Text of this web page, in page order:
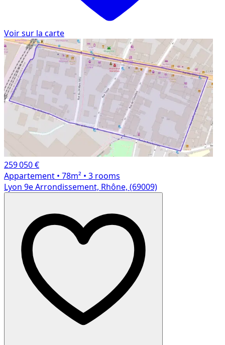
Voir sur la carte
259 050 €
Appartement • 78m² • 3 rooms
Lyon 9e Arrondissement, Rhône, (69009)